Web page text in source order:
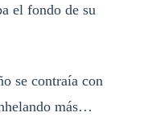
el fondo de su
se contraía con
más…